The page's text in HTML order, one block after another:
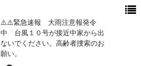
⚠️⚠️緊急速報 大雨注意報発令
中 台風１０号が接近中家から出
ないでください。高齢者捜索のお
願い。